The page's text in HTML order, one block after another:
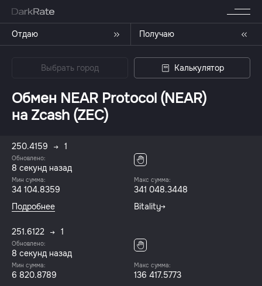
Отдаю Получаю
Выбрать город Калькулятор
Обмен NEAR Protocol (NEAR)
на Zcash (ZEC)
250.4159 1
Обновлено:
8 секунд назад
Мин сумма:
34 104.8359
Макс сумма:
341 048.3448
Подробнее
Bitality
251.6122 1
Обновлено:
8 секунд назад
Мин сумма:
6 820.8789
Макс сумма:
136 417.5773